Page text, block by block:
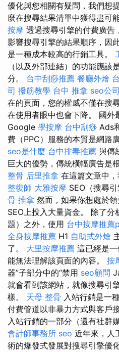
優化與您相關有疑問，我們想
麼在搜尋結果清單中獲得盡可
按摩 透過搜尋引擎的付費廣告
影響搜尋引擎的結果順序，因
是一種成本較高的行銷工具。
（以及外部連結）的功能應該
分。 台中刮痧推薦 餐廳外燴
司 撥筋教學 台中 推拿 seo公司
在的頁面，您的權威不僅在搜
在使用者眼中也會下降。 國外
Google 學按摩 台中刮痧 Ads
費（PPC）服務的本質是網路
seo是什麼 台中排毒推薦 與傳
巨大的優勢，傳統橫幅廣告是
整骨 后里推拿 在這篇文章中
整復師 大雅按摩 SEO（搜尋
骨 推拿 然而，如果你想處於
SEO上投入大量資金。 除了
題）之外，使用 台中按摩推薦
全身按摩推薦 H1 自助式外燴
了。 大里按摩推薦 這已經是
能無法理解該頁面的內容。 按
器”子部分中的“禁用 seo顧問
就會看到該網站，就像搜尋引
樣。 天母 整骨 入站行銷是一
付費管道以非暴力方式與客戶
入站行銷的一部分（還有社群
會計師事務所 seo 近年來，人
術的爆發式發展對搜尋引擎優